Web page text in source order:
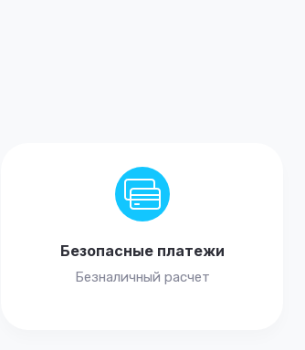
Безопасные платежи
Безналичный расчет